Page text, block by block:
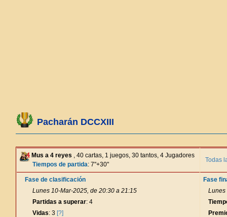
Pacharán DCCXIII
Mus a 4 reyes , 40 cartas, 1 juegos, 30 tantos, 4 Jugadores
Tiempos de partida: 7"+30"
Todas
Fase de clasificación
Lunes 10-Mar-2025, de 20:30 a 21:15
Partidas a superar: 4
Vidas: 3 [?]
Fase
Lunes